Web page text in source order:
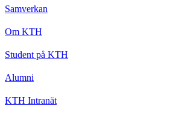
Samverkan
Om KTH
Student på KTH
Alumni
KTH Intranät